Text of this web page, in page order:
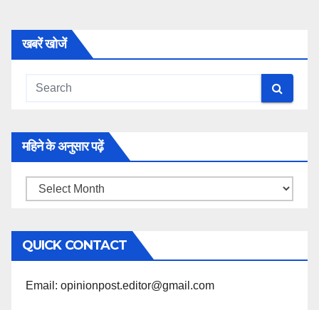
खबरें खोजें
महिने के अनुसार पढ़ें
महिने
अनुसार
पढ़ें
QUICK CONTACT
Email: opinionpost.editor@gmail.com